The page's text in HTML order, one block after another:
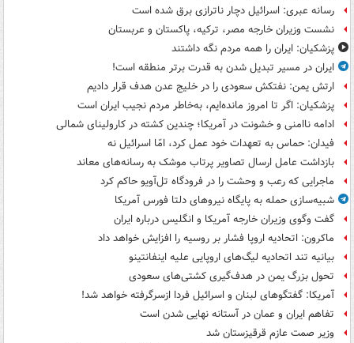
رسانه عبری: اسرائیل دچار ناترازی برق شده است
نشست وزیران خارجه مصر، ترکیه، پاکستان و عربستان
پزشکیان: ایران را همه مردم نگه داشتند
ایران در مسیر تبدیل شدن به قدرت برتر منطقه است!
ارتش یمن: نفتکش سعودی را در خلیج عدن هدف قرار دادیم
پزشکیان: اگر تا امروز مانده‌ایم، به‌خاطر مردم نجیب ایران است
ادامه ناامنی و خشونت در آمریکا؛ چندین کشته در کارولینای شمالی
فیدان: حماس به تعهدات خود عمل کرد، امّا اسرائیل نه
بازداشت عامل ارسال تصاویر پرتاب موشک به رسانه‌های معاند
ماجرایی که رعب و وحشت را در فرودگاه تل‌آویو حاکم کرد
شبیه‌سازی حمله به پایگاه نیروهای دلتا فورس آمریکا
گفت وگوی وزیران خارجه آمریکا و انگلیس درباره ایران
ماکرون: اتحادیه اروپا فشار بر روسیه را افزایش خواهد داد
بیانیه تند اتحادیه لیگ‌های اروپایی علیه اینفانتینو
تحول بزرگ یمن در هدف‌گیری کشتی‌های سعودی
آمریکا: گفتگوهای لبنان و اسرائیل فردا ازسرگرفته خواهد شد!
تفاهم ایران و عمان در آستانه نهایی شدن است
وزیر صمت عازم قرقیزستان شد